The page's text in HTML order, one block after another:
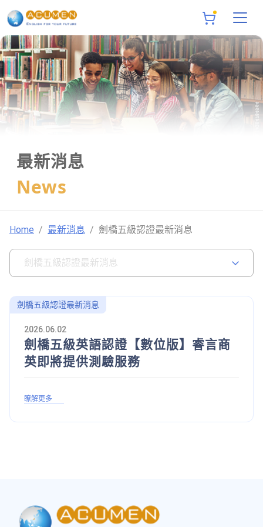
最新消息
News
Home 最新消息 劍橋五級認證最新消息
劍橋五級認證最新消息
2026.06.02
劍橋五級英語認證【數位版】睿言商
英即將提供測驗服務
瞭解更多
劍橋五級認證最新消息